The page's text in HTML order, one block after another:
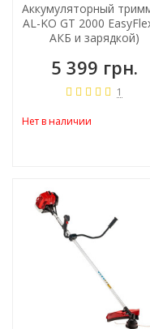
Аккумуляторный
AL-KO GT 2000
АКБ и зарядкой)
5 399 грн.
1
Нет в наличии